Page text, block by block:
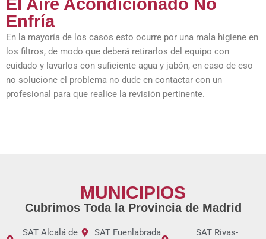
El Aire Acondicionado No
Enfría
En la mayoría de los casos esto ocurre por una mala higiene en
los filtros, de modo que deberá retirarlos del equipo con
cuidado y lavarlos con suficiente agua y jabón, en caso de eso
no solucione el problema no dude en contactar con un
profesional para que realice la revisión pertinente.
MUNICIPIOS
Cubrimos Toda la Provincia de Madrid
SAT Alcalá de
SAT Fuenlabrada
SAT Rivas-